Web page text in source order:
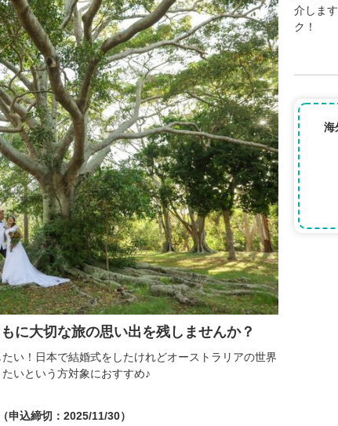
大切な旅の思い出を残しませんか？
い！日本で結婚式をしたけれどオーストラリアの世界
いという方対象におすすめ♪
（申込締切：2025/11/30）
介しま
ク！
海